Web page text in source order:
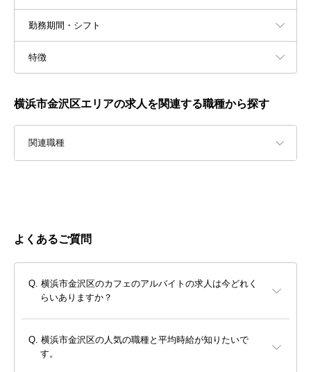
勤務期間・シフト
特徴
横浜市金沢区エリアの求人を関連する職種から探す
関連職種
よくあるご質問
横浜市金沢区のカフェのアルバイトの求人は今どれく
らいありますか？
横浜市金沢区の人気の職種と平均時給が知りたいで
す。